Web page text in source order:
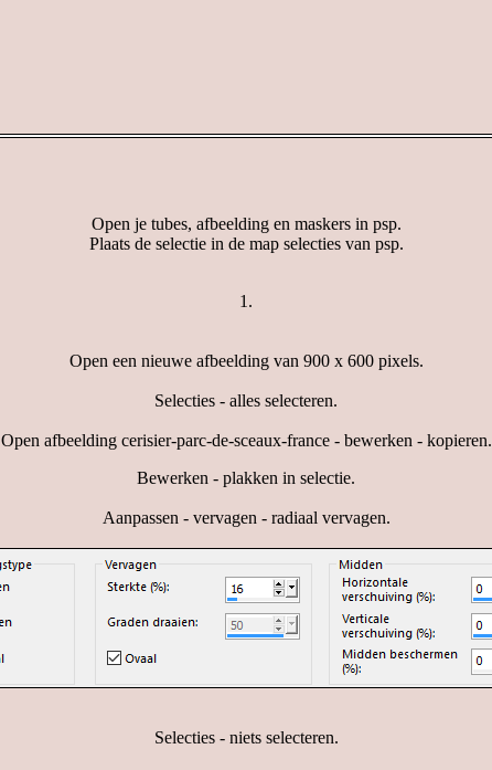
Open je tubes, afbeelding en maskers in psp.
Plaats de selectie in de map selecties van psp.
1.
Open een nieuwe afbeelding van 900 x 600 pixels.
Selecties - alles selecteren.
Open afbeelding cerisier-parc-de-sceaux-france - bewerken - kopieren.
Bewerken - plakken in selectie.
Aanpassen - vervagen - radiaal vervagen.
Selecties - niets selecteren.